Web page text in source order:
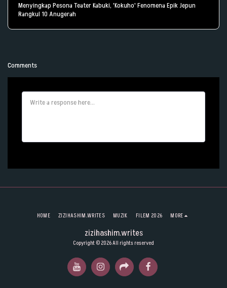
Menyingkap Pesona Teater Kabuki, 'Kokuho' Fenomena Epik Jepun
Rangkul 10 Anugerah
Comments
zizihashim.writes
Copyright © 2026 All rights reserved
HOME ZIZIHASHIM.WRITES MUZIK FILEM 2026 MORE